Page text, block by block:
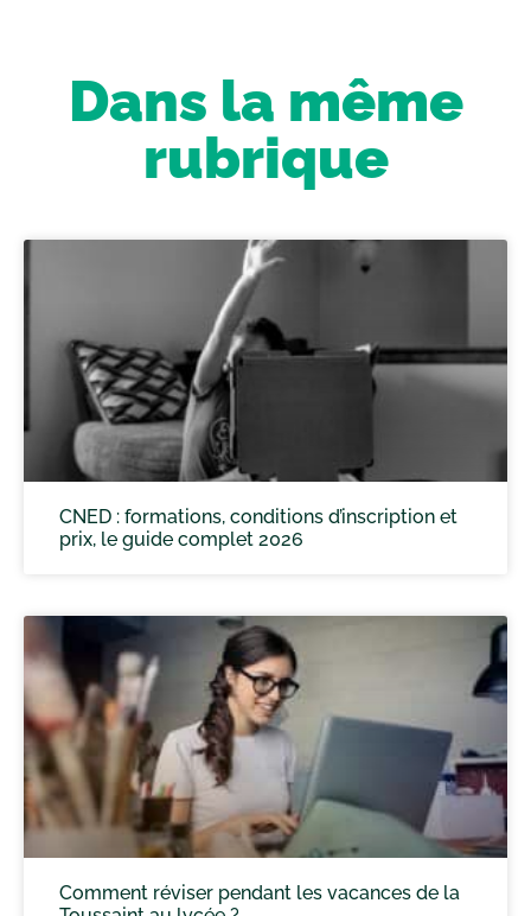
Dans la même
rubrique
CNED : formations, conditions d’inscription et
prix, le guide complet 2026
Comment réviser pendant les vacances de la